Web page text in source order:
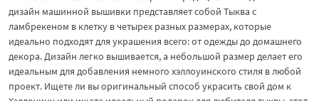
дизайн машинной вышивки представляет собой Тыква с
ламбрекеном в клетку в четырех разных размерах, которые
идеально подходят для украшения всего: от одежды до домашнего
декора. Дизайн легко вышивается, а небольшой размер делает его
идеальным для добавления немного хэллоуинского стиля в любой
проект. Ищете ли вы оригинальный способ украсить свой дом к